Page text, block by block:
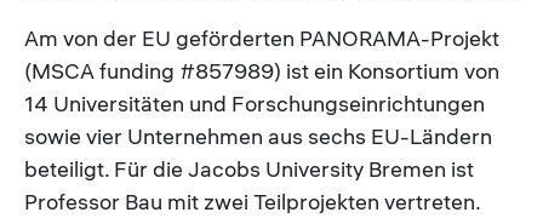
Am von der EU geförderten PANORAMA-Projekt
(MSCA funding #857989) ist ein Konsortium von
14 Universitäten und Forschungseinrichtungen
sowie vier Unternehmen aus sechs EU-Ländern
beteiligt. Für die Jacobs University Bremen ist
Professor Bau mit zwei Teilprojekten vertreten.